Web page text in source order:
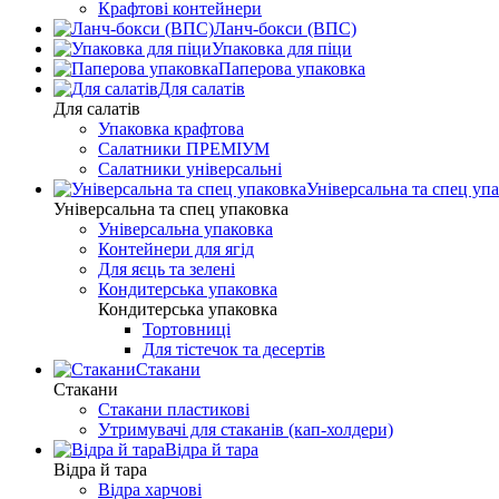
Крафтові контейнери
Ланч-бокси (ВПС)
Упаковка для піци
Паперова упаковка
Для салатів
Для салатів
Упаковка крафтова
Салатники ПРЕМІУМ
Салатники універсальні
Універсальна та спец
Універсальна та спец упаковка
Універсальна упаковка
Контейнери для ягід
Для яєць та зелені
Кондитерська упаковка
Кондитерська упаковка
Тортовниці
Для тістечок та десертів
Стакани
Стакани
Стакани пластикові
Утримувачі для стаканів (кап-холдери)
Відра й тара
Відра й тара
Відра харчові